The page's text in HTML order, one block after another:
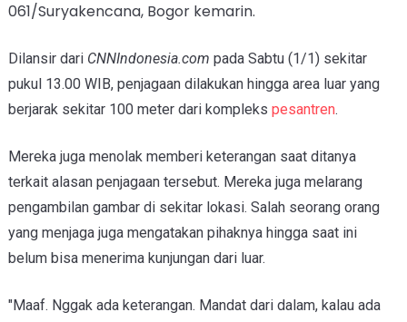
061/Suryakencana, Bogor kemarin.
Dilansir dari CNNIndonesia.com pada Sabtu (1/1) sekitar
pukul 13.00 WIB, penjagaan dilakukan hingga area luar yang
berjarak sekitar 100 meter dari kompleks pesantren.
Mereka juga menolak memberi keterangan saat ditanya
terkait alasan penjagaan tersebut. Mereka juga melarang
pengambilan gambar di sekitar lokasi. Salah seorang orang
yang menjaga juga mengatakan pihaknya hingga saat ini
belum bisa menerima kunjungan dari luar.
"Maaf. Nggak ada keterangan. Mandat dari dalam, kalau ada